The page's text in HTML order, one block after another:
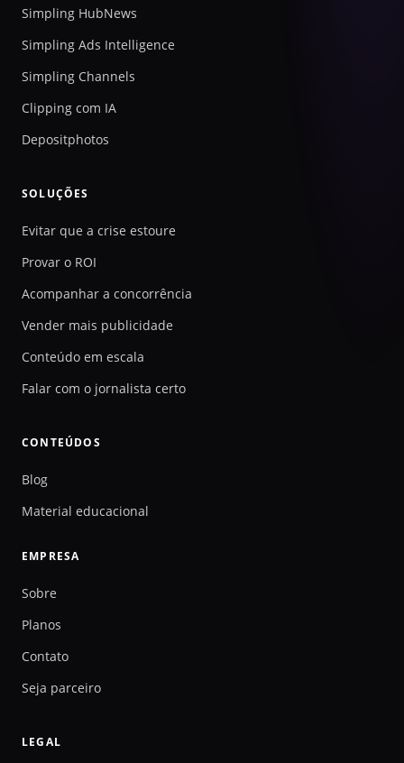
Simpling HubNews
Simpling Ads Intelligence
Simpling Channels
Clipping com IA
Depositphotos
SOLUÇÕES
Evitar que a crise estoure
Provar o ROI
Acompanhar a concorrência
Vender mais publicidade
Conteúdo em escala
Falar com o jornalista certo
CONTEÚDOS
Blog
Material educacional
EMPRESA
Sobre
Planos
Contato
Seja parceiro
LEGAL